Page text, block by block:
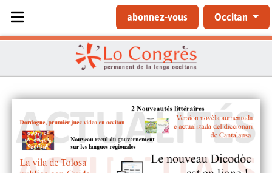
Sélectionnez votre langue
abonnez-vous Occitan